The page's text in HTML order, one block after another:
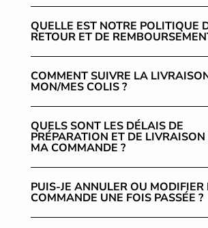
QUELLE EST NOTRE POLITIQUE
RETOUR ET DE
COMMENT SUIVRE LA
MON/MES COLIS ?
QUELS SONT LES DÉLAIS DE
PRÉPARATION ET DE LIVRAISON
MA COMMANDE ?
PUIS-JE ANNULER OU MODIFIER
COMMANDE UNE FOIS PASSÉE ?